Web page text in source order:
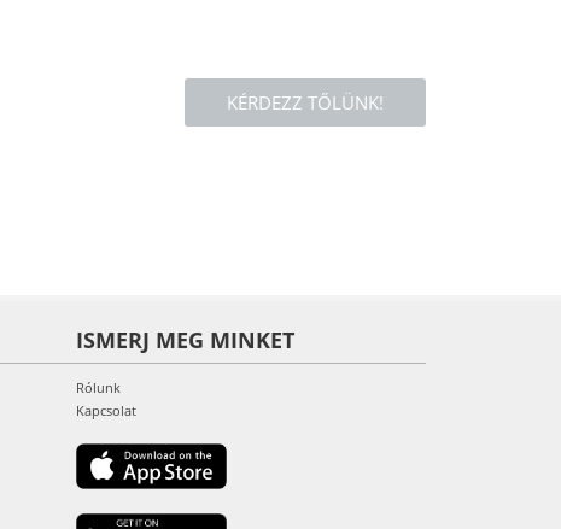
KÉRDEZZ TŐLÜNK!
ISMERJ MEG MINKET
Rólunk
Kapcsolat